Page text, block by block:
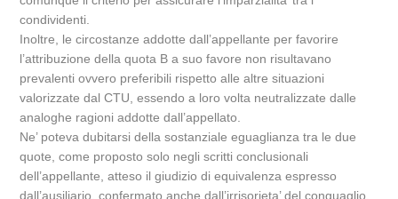
condividenti.
Inoltre, le circostanze addotte dall’appellante per favorire
l’attribuzione della quota B a suo favore non risultavano
prevalenti ovvero preferibili rispetto alle altre situazioni
valorizzate dal CTU, essendo a loro volta neutralizzate dalle
analoghe ragioni addotte dall’appellato.
Ne’ poteva dubitarsi della sostanziale eguaglianza tra le due
quote, come proposto solo negli scritti conclusionali
dell’appellante, atteso il giudizio di equivalenza espresso
dall’ausiliario, confermato anche dall’irrisorieta’ del conguaglio.